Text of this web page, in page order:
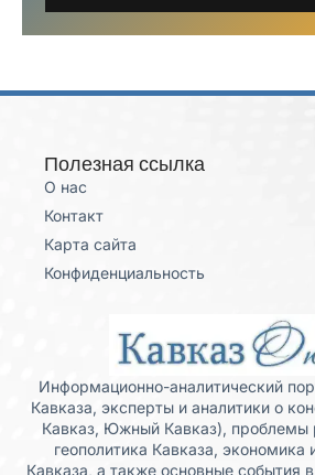
Полезная ссылка
О нас
Контакт
Карта сайта
Конфиденциальность
Информационно-аналитический
Кавказа, эксперты и аналитики о
Кавказ, Южный Кавказ), проблемы
геополитика Кавказа, экономика
Кавказа, а также основные события